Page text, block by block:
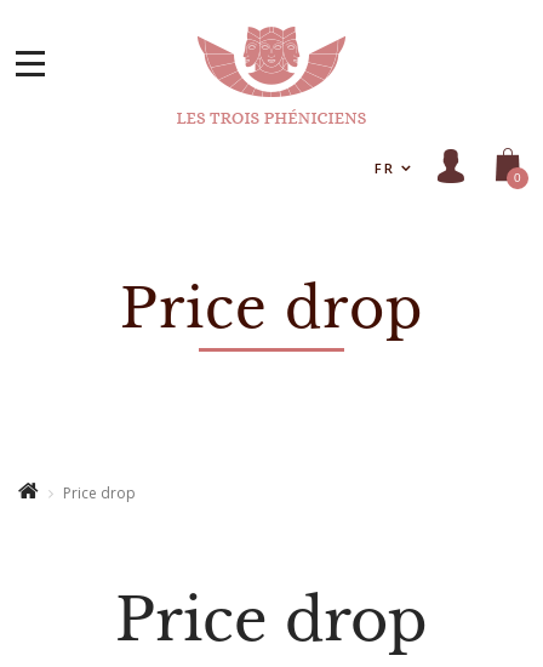
0
FR
Price drop
Price drop
Price drop